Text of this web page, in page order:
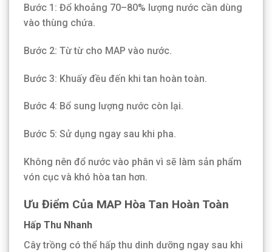
Bước 1: Đổ khoảng 70–80% lượng nước cần dùng
vào thùng chứa.
Bước 2: Từ từ cho MAP vào nước.
Bước 3: Khuấy đều đến khi tan hoàn toàn.
Bước 4: Bổ sung lượng nước còn lại.
Bước 5: Sử dụng ngay sau khi pha.
Không nên đổ nước vào phân vì sẽ làm sản phẩm
vón cục và khó hòa tan hơn.
Ưu Điểm Của MAP Hòa Tan Hoàn Toàn
Hấp Thu Nhanh
Cây trồng có thể hấp thu dinh dưỡng ngay sau khi